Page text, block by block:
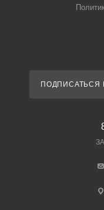
ПОДПИСАТЬСЯ